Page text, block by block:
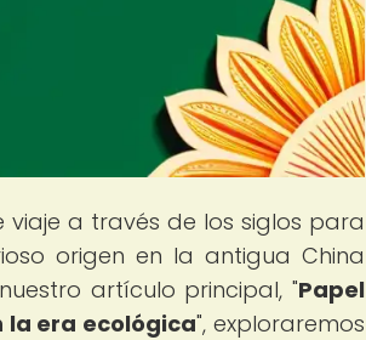
viaje a través de los siglos para
origen en la antigua China
artículo principal, "Papel
la era ecológica", exploraremos